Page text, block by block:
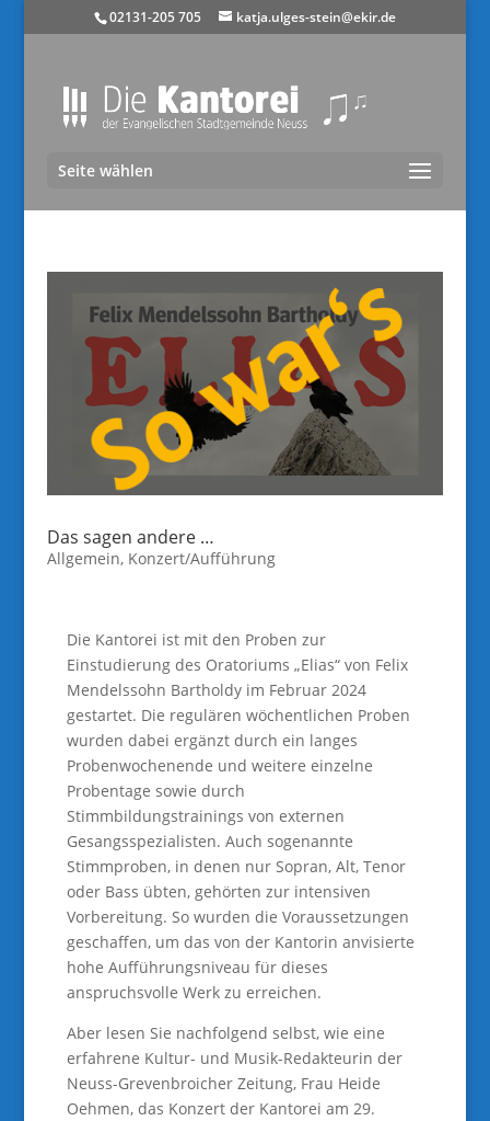
02131-205 705 katja.ulges-stein@ekir.de
Seite wählen
Das sagen andere …
Allgemein, Konzert/Aufführung
Die Kantorei ist mit den Proben zur
Einstudierung des Oratoriums „Elias“ von Felix
Mendelssohn Bartholdy im Februar 2024
gestartet. Die regulären wöchentlichen Proben
wurden dabei ergänzt durch ein langes
Probenwochenende und weitere einzelne
Probentage sowie durch
Stimmbildungstrainings von externen
Gesangsspezialisten. Auch sogenannte
Stimmproben, in denen nur Sopran, Alt, Tenor
oder Bass übten, gehörten zur intensiven
Vorbereitung. So wurden die Voraussetzungen
geschaffen, um das von der Kantorin anvisierte
hohe Aufführungsniveau für dieses
anspruchsvolle Werk zu erreichen.
Aber lesen Sie nachfolgend selbst, wie eine
erfahrene Kultur- und Musik-Redakteurin der
Neuss-Grevenbroicher Zeitung, Frau Heide
Oehmen, das Konzert der Kantorei am 29.